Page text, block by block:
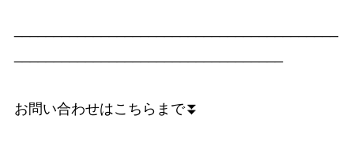
お問い合わせはこちらまで⏬